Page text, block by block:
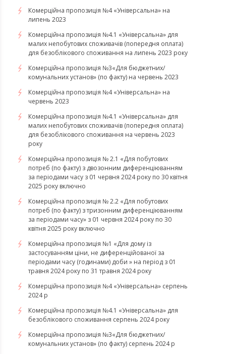
Комерційна пропозиція №4 «Універсальна» на
липень 2023
Комерційна пропозиція №4.1 «Універсальна» для
малих непобутових споживачів (попередня оплата)
для безоблікового споживання на липень 2023 року
Комерційна пропозиція №3«Для бюджетних/
комунальних установ» (по факту) на червень 2023
Комерційна пропозиція №4 «Універсальна» на
червень 2023
Комерційна пропозиція №4.1 «Універсальна» для
малих непобутових споживачів (попередня оплата)
для безоблікового споживання на червень 2023
року
Комерційна пропозиція № 2.1 «Для побутових
потреб (по факту) з двозонним диференціюванням
за періодами часу з 01 червня 2024 року по 30 квітня
2025 року включно
Комерційна пропозиція № 2.2 «Для побутових
потреб (по факту) з тризонним диференціюванням
за періодами часу» з 01 червня 2024 року по 30
квітня 2025 року включно
Комерційна пропозиція №1 «Для дому із
застосуванням ціни, не диференційованої за
періодами часу (годинами) доби » на період з 01
травня 2024 року по 31 травня 2024 року
Комерційна пропозиція №4 «Універсальна» серпень
2024 р
Комерційна пропозиція №4.1 «Універсальна» для
безоблікового споживання серпень 2024 року
Комерційна пропозиція №3«Для бюджетних/
комунальних установ» (по факту) серпень 2024 р